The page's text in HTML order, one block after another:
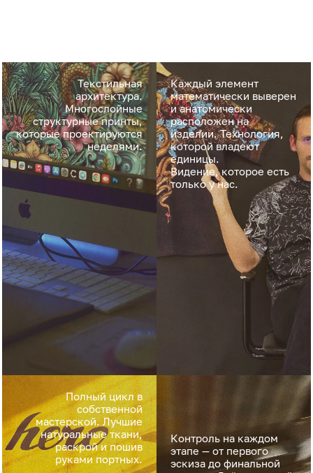
Текстильная
архитектура.
Многослойные
структурные принты,
которые проектируются
неделями.
Каждый элемент
математически выверен
и анатомически
расположен на
изделии. Технология,
которой владеют
единицы.
Видение, которое есть
только у нас.
Полный цикл в
собственной
мастерской. Лучшие
натуральные ткани,
раскрой и пошив
руками портных.
Контроль на каждом
этапе — от первого
эскиза до финальной